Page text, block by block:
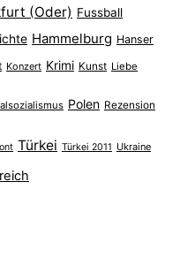
(Oder) Fussball
Hammelburg Hanser
Konzert Krimi Kunst Liebe
Polen Rezension
Türkei Türkei 2011 Ukraine